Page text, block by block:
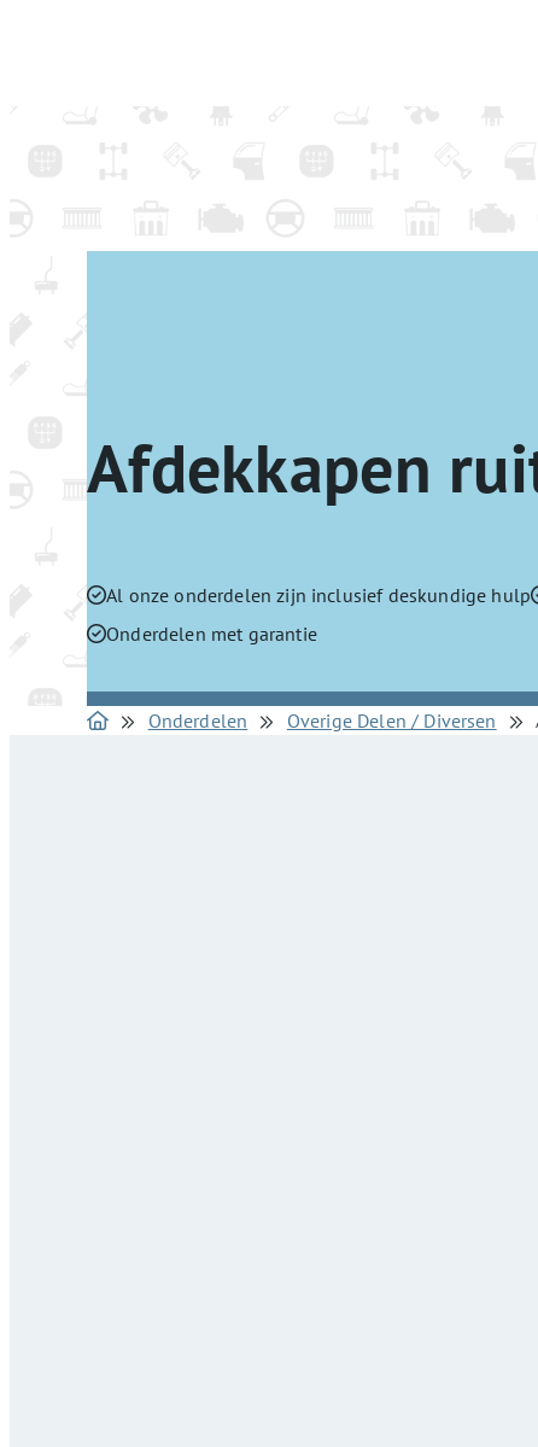
Afdekkapen
Al onze onderdelen zijn inclusief deskundige hulp
Onderdelen met garantie
Onderdelen Overige Delen / Diversen